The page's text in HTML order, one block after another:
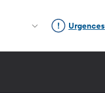
Urgences